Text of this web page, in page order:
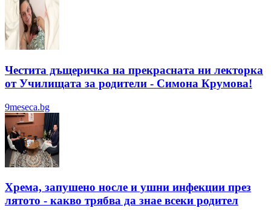
Честита дъщеричка на прекрасната ни лекторка
от Училищата за родители - Симона Крумова!
9meseca.bg
Хрема, запушено носле и ушни инфекции през
лятотo - какво трябва да знае всеки родител